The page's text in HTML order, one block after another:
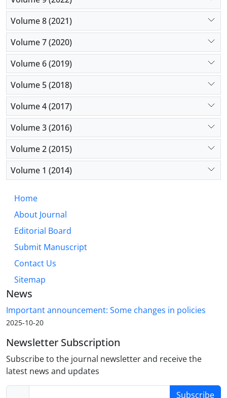
Volume 8 (2021)
Volume 7 (2020)
Volume 6 (2019)
Volume 5 (2018)
Volume 4 (2017)
Volume 3 (2016)
Volume 2 (2015)
Volume 1 (2014)
Home
About Journal
Editorial Board
Submit Manuscript
Contact Us
Sitemap
News
Important announcement: Some changes in policies
2025-10-20
Newsletter Subscription
Subscribe to the journal newsletter and receive the
latest news and updates
Subscribe